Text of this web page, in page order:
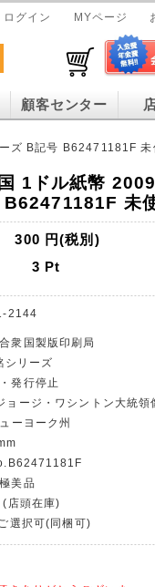
ログイン MYページ
顧客センター
ズ B記号 B62471181F 未
1ドル紙幣
B62471181F 未
300 円(税別)
3 Pt
2144
衆国製版印刷局
シリーズ
発行停止
ョージ・ワシントン大統領
ーヨーク州
美品
店頭在庫)
選択可(同梱可)